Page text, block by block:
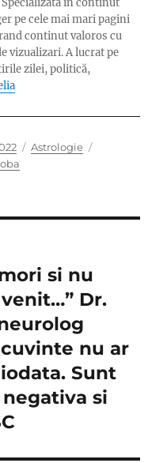
pe cele mai mari pagini
continut valoros cu
vizualizari. A lucrat pe
zilei, politică,
Categories
Astrologie
si nu
Dr.
nu ar
Sunt
si